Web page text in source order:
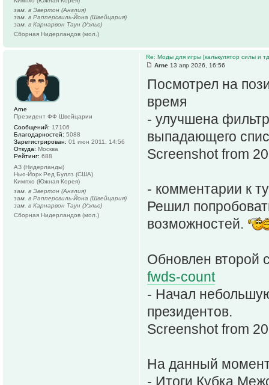
зам. в Эвертон (Англия)
зам. в Рапперсвиль-Йона (Швейцария)
зам. в Карнарвон Таун (Уэльс)
Сборная Нидерландов (мол.)
Re: Моды для игры [калькулятор силы и
Arne 13 апр 2026, 16:56
Посмотрел на
время
- улучшена
выпадающего
Screenshot from
- комментарии к
Решил
возможностей.
Обновлен второй
fwds-count
- Начал
президентов.
Screenshot from
На данный
- Итоги Кубка
Arne
Президент ФФ Швейцарии
Сообщений: 17106
Благодарностей: 5088
Зарегистрирован: 01 июн 2011, 14:56
Откуда: Москва
Рейтинг: 688
АЗ (Нидерланды)
Нью-Йорк Ред Буллз (США)
Кимпхо (Южная Корея)
зам. в Эвертон (Англия)
зам. в Рапперсвиль-Йона (Швейцария)
зам. в Карнарвон Таун (Уэльс)
Сборная Нидерландов (мол.)